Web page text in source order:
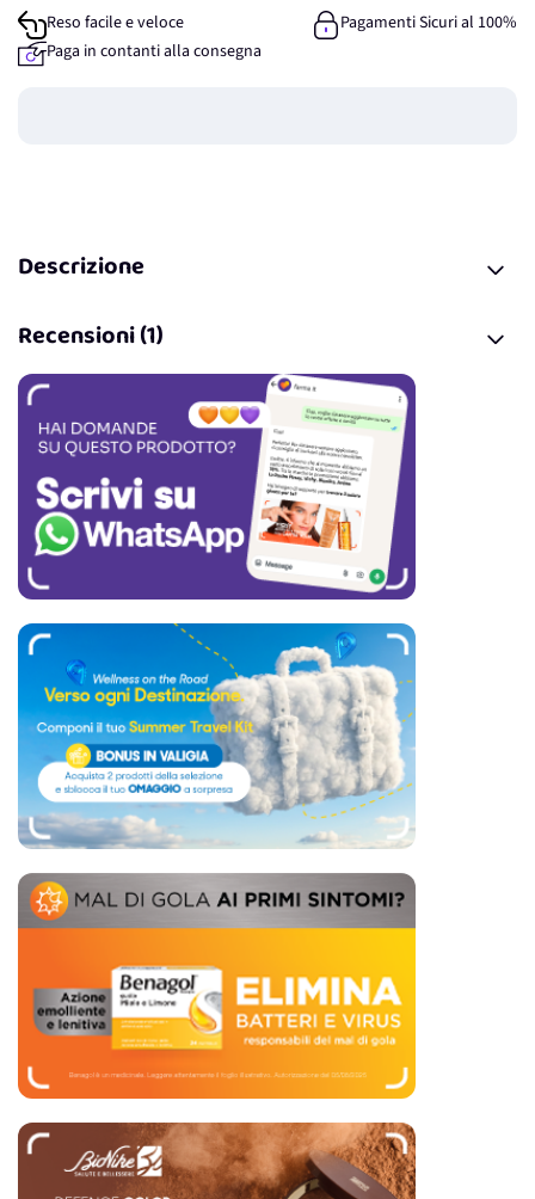
Reso facile e veloce
Pagamenti Sicuri al 100%
Paga in contanti alla consegna
Descrizione
Recensioni (1)